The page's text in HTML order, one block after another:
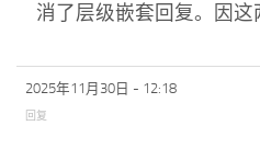
消了层级嵌套回复。因这
2025年11月30日 - 12:18
回复